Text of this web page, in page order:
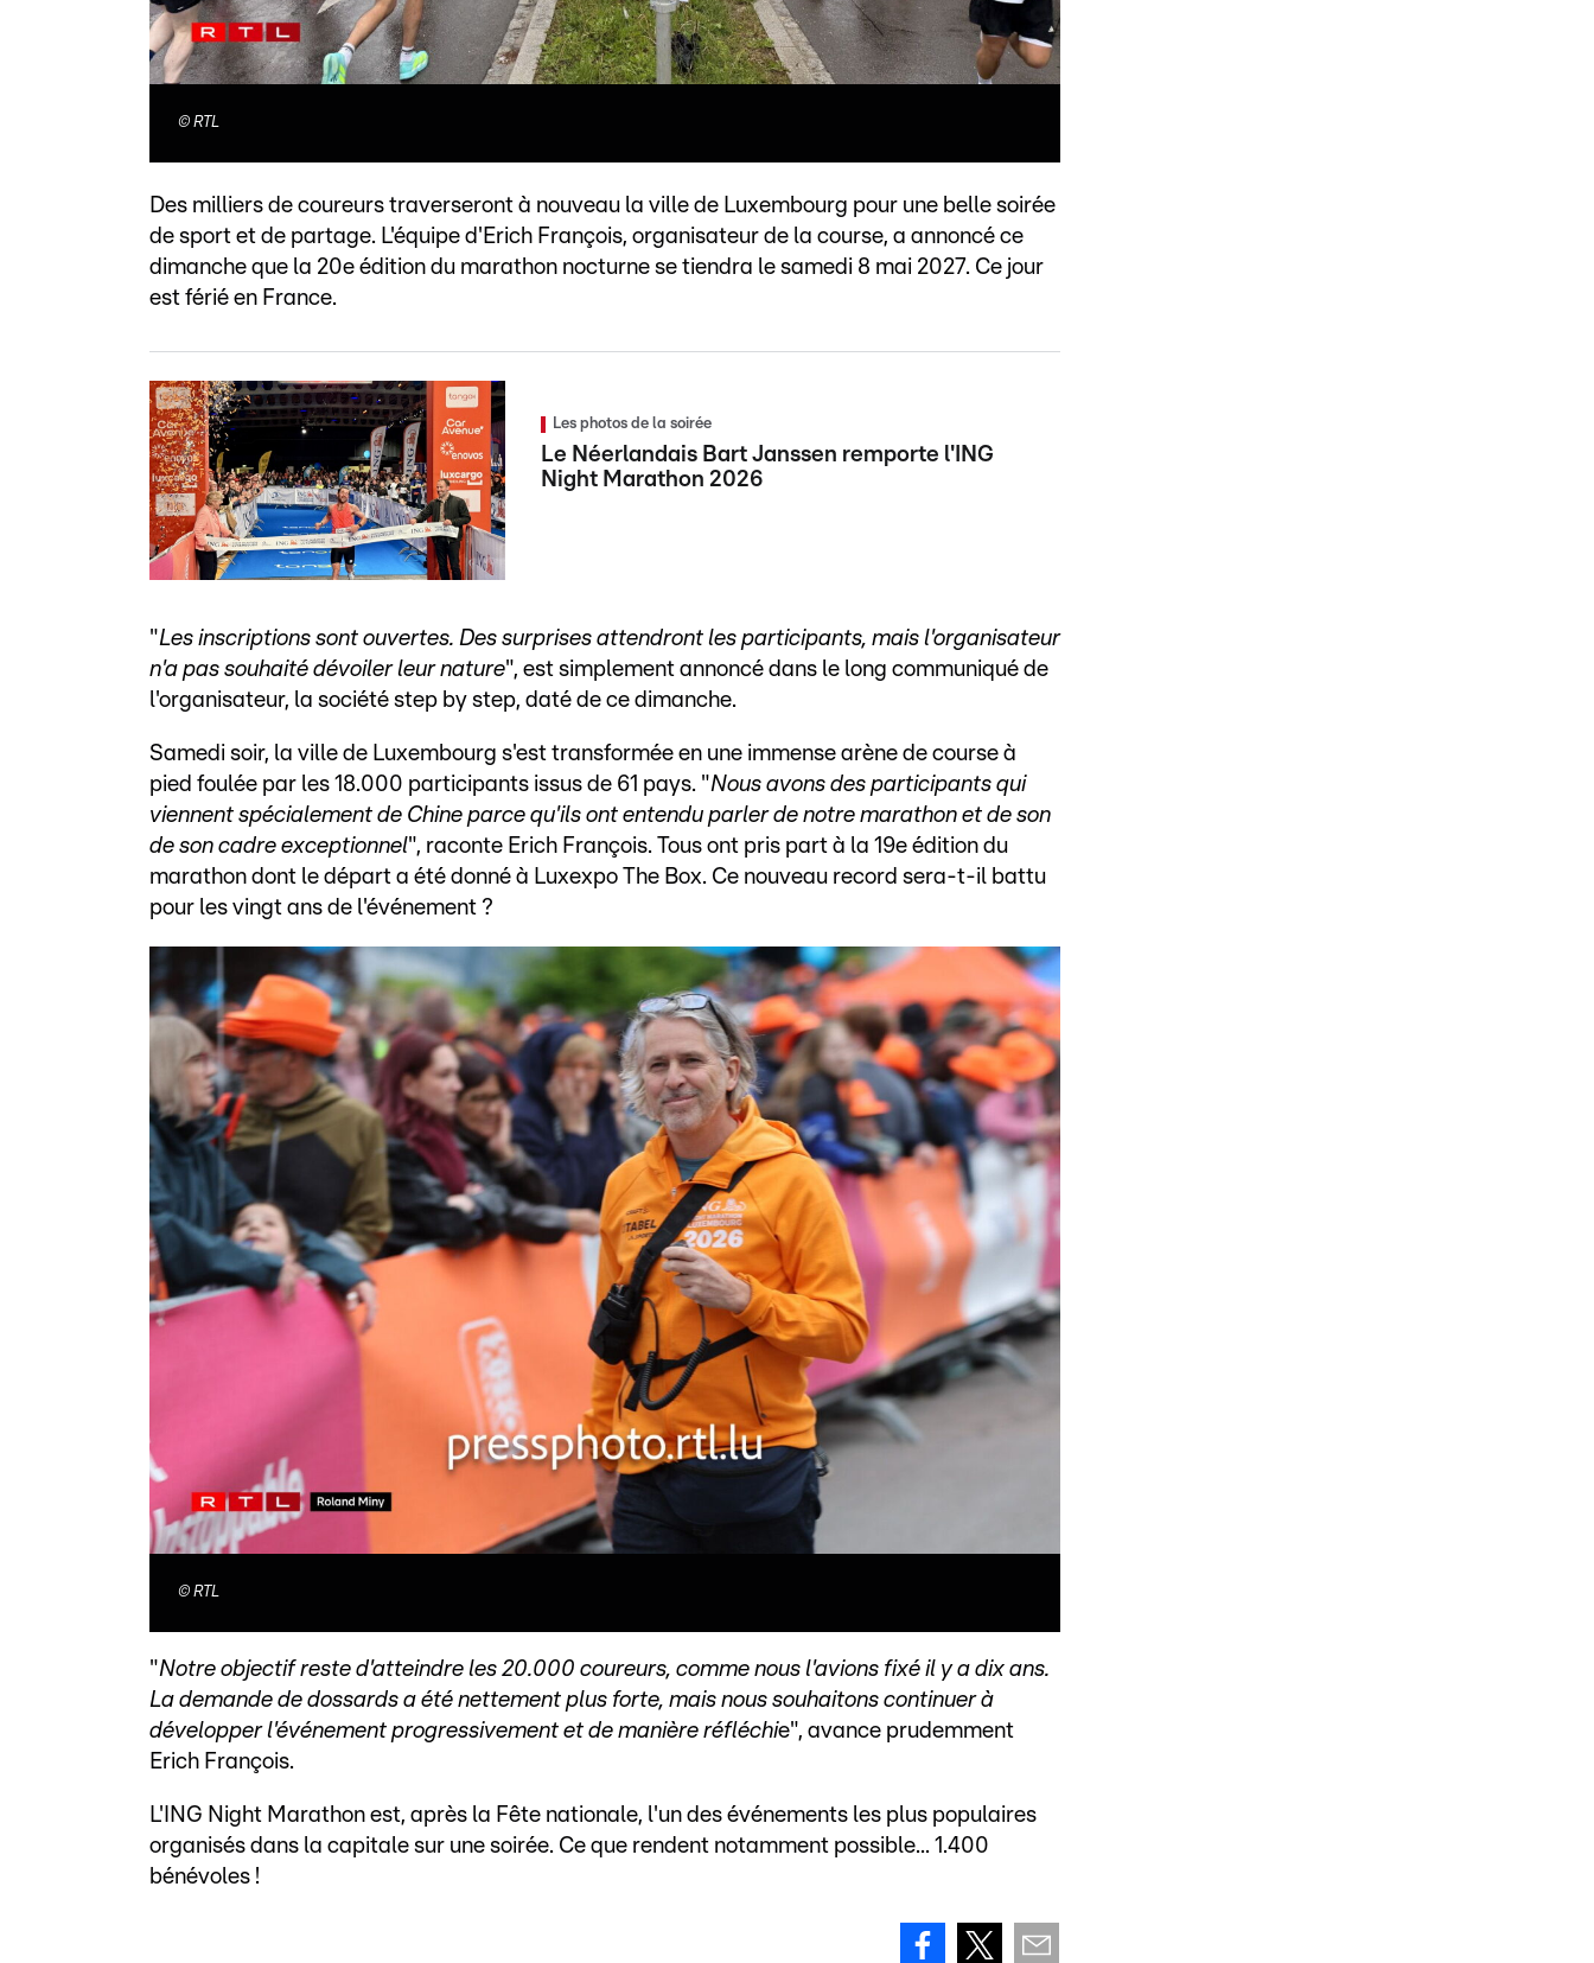
© RTL
Des milliers de coureurs traverseront à nouveau la ville de Luxembourg pour une belle soirée
de sport et de partage. L'équipe d'Erich François, organisateur de la course, a annoncé ce
dimanche que la 20e édition du marathon nocturne se tiendra le samedi 8 mai 2027. Ce jour
est férié en France.
Les photos de la soirée
Le Néerlandais Bart Janssen remporte l'ING
Night Marathon 2026
"Les inscriptions sont ouvertes. Des surprises attendront les participants, mais l'organisateur
n'a pas souhaité dévoiler leur nature", est simplement annoncé dans le long communiqué de
l'organisateur, la société step by step, daté de ce dimanche.
Samedi soir, la ville de Luxembourg s'est transformée en une immense arène de course à
pied foulée par les 18.000 participants issus de 61 pays. "Nous avons des participants qui
viennent spécialement de Chine parce qu'ils ont entendu parler de notre marathon et de son
de son cadre exceptionnel", raconte Erich François. Tous ont pris part à la 19e édition du
marathon dont le départ a été donné à Luxexpo The Box. Ce nouveau record sera-t-il battu
pour les vingt ans de l'événement ?
© RTL
"Notre objectif reste d'atteindre les 20.000 coureurs, comme nous l'avions fixé il y a dix ans.
La demande de dossards a été nettement plus forte, mais nous souhaitons continuer à
développer l'événement progressivement et de manière réfléchie", avance prudemment
Erich François.
L'ING Night Marathon est, après la Fête nationale, l'un des événements les plus populaires
organisés dans la capitale sur une soirée. Ce que rendent notamment possible... 1.400
bénévoles !